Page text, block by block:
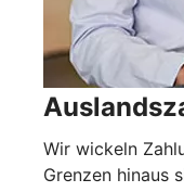
Wir wickeln
Grenzen hinaus